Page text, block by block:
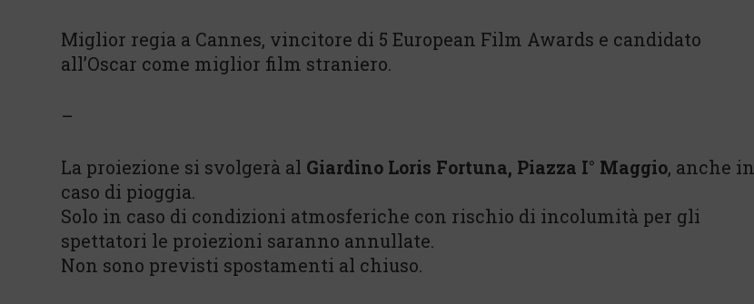
Miglior regia a Cannes, vincitore di 5 European Film Awards e candidato
all’Oscar come miglior film straniero.
–
La proiezione si svolgerà al Giardino Loris Fortuna, Piazza I° Maggio, anche in
caso di pioggia.
Solo in caso di condizioni atmosferiche con rischio di incolumità per gli
spettatori le proiezioni saranno annullate.
Non sono previsti spostamenti al chiuso.